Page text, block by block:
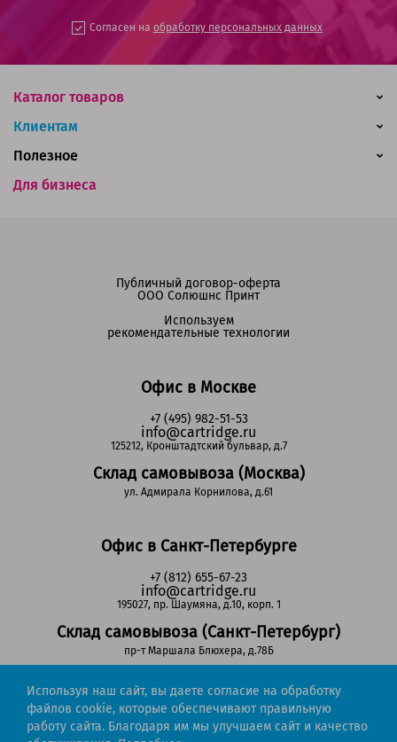
Согласен на обработку персональных данных
Каталог товаров
Клиентам
Для бизнеса
Полезное
Офис в Москве
+7 (495) 982-51-53
info@cartridge.ru
125212, Кронштадтский бульвар, д.7
Склад самовывоза (Москва)
ул. Адмирала Корнилова, д.61
Офис в Санкт-Петербурге
+7 (812) 655-67-23
info@cartridge.ru
195027, пр. Шаумяна, д.10, корп. 1
Склад самовывоза (Санкт-Петербург)
пр-т Маршала Блюхера, д.78Б
Регионы РФ
8-800-302-51-53
Публичный договор-оферта
ООО Солюшнс Принт
Используем
рекомендательные технологии
Используя наш сайт, вы даете согласие на обработку
файлов cookie, которые обеспечивают правильную
работу сайта. Благодаря им мы улучшаем сайт и качество